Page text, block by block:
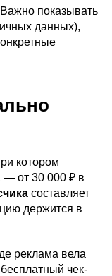
показывать
данных),
котором
— от 30 000 ₽ в
составляет
держится в
реклама вела
чек-